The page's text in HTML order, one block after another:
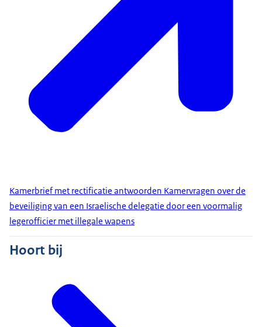
Kamerbrief met rectificatie antwoorden Kamervragen over de
beveiliging van een Israelische delegatie door een voormalig
legerofficier met illegale wapens
Hoort bij